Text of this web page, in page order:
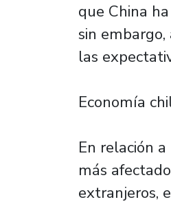
que China
sin
las
Economía
En relación
más
extranjeros,